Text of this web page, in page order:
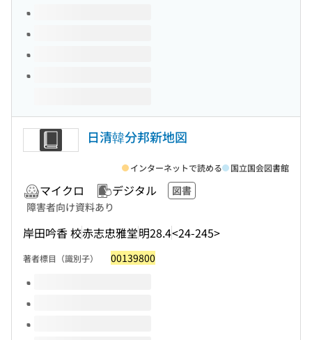
日清韓分邦新地図
マイクロ デジタル
図書
障害者向け資料あり
岸田吟香 校赤志忠雅堂明28.4<24-245>
インターネットで読める 国立国会図書館
著者標目（識別子） 00139800
このタイトルの巻号